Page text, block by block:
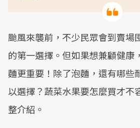
颱風來襲前，不少民眾會到賣場
的第一選擇。但如果想兼顧健康
麵更重要！除了泡麵，還有哪些
以選擇？蔬菜水果要怎麼買才不
整介紹。